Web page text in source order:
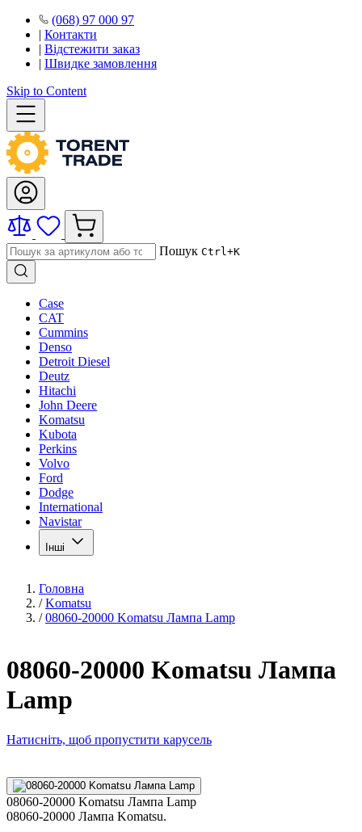
(068) 97 000 97
| Контакти
| Відстежити заказ
| Швидке замовлення
Skip to Content
Пошук Ctrl+K
Case
CAT
Cummins
Denso
Detroit Diesel
Deutz
Hitachi
John Deere
Komatsu
Kubota
Perkins
Volvo
Ford
Dodge
International
Navistar
Інші
Головна
/ Komatsu
/ 08060-20000 Komatsu Лампа Lamp
08060-20000 Komatsu Лампа
Lamp
Натисніть, щоб пропустити карусель
08060-20000 Komatsu Лампа Lamp
08060-20000 Лампа Komatsu.